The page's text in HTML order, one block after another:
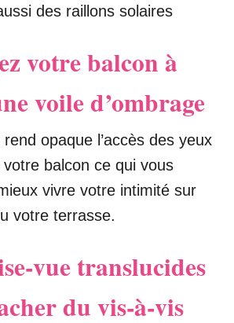
des raillons solaires
votre balcon à
voile d’ombrage
opaque l’accès des yeux
votre balcon ce qui vous
vivre votre intimité sur
votre terrasse.
vue translucides
du vis-à-vis